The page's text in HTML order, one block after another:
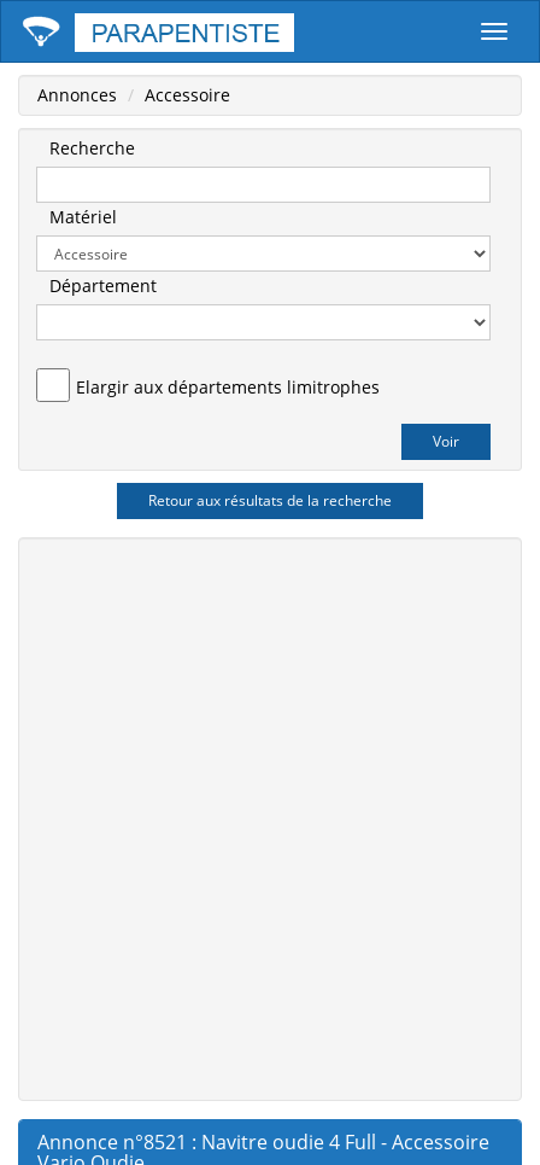
Annonces Accessoire
Recherche
Matériel
Département
Elargir aux départements limitrophes
Retour aux résultats de la recherche
Annonce n°8521 : Navitre oudie 4 Full - Accessoire